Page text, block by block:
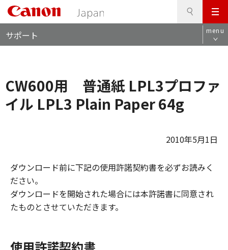
メ
ニ
ュ
ビ
サポート menu
CW600用 普通紙 LPL3プロファ
イル LPL3 Plain Paper 64g
2010年5月1日
ダウンロード前に下記の使用許諾契約書を必ずお読みく
ださい。
ダウンロードを開始された場合には本許諾書に同意され
たものとさせていただきます。